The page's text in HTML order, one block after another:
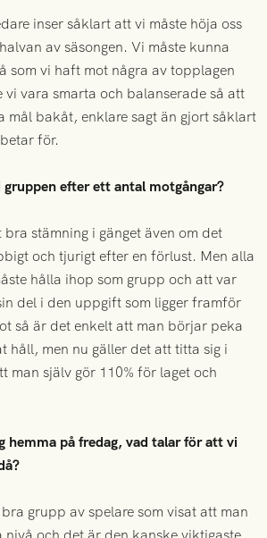
inser såklart att vi måste höja oss
av säsongen. Vi måste kunna
som vi haft mot några av topplagen
vi vara smarta och balanserade så att
mål bakåt, enklare sagt än gjort såklart
för.
efter ett antal motgångar?
bra stämning i gänget även om det
och tjurigt efter en förlust. Men alla
hålla ihop som grupp och att var
del i den uppgift som ligger framför
så är det enkelt att man börjar peka
håll, men nu gäller det att titta sig i
man själv gör 110% för laget och
hemma på fredag, vad talar för att vi
grupp av spelare som visat att man